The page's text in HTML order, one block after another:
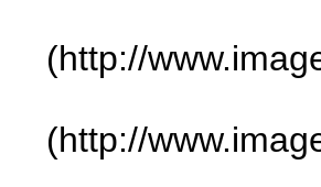
(http://
(http://